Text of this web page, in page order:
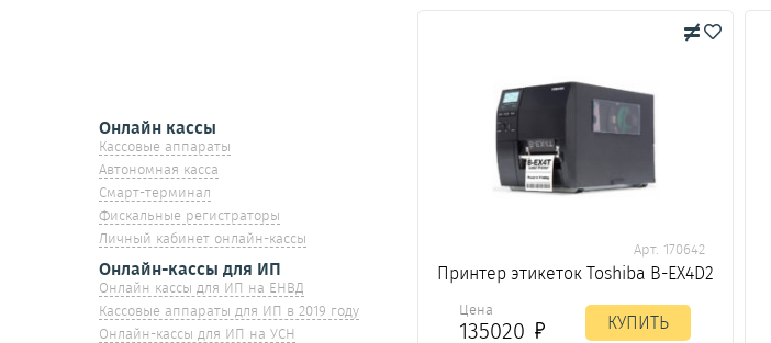
Онлайн кассы
Кассовые аппараты
Автономная касса
Смарт-терминал
Фискальные регистраторы
Личный кабинет онлайн-кассы
Онлайн-кассы для ИП
Онлайн кассы для ИП на ЕНВД
Кассовые аппараты для ИП в 2019 году
Онлайн-кассы для ИП на УСН
Арт. 170642
Принтер этикеток Toshiba B-EX4D2
Цена
135020 КУПИТЬ